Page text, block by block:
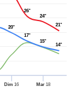
Dim 16 Mar18
26°
24°
21°
20°
17°
15°
14°